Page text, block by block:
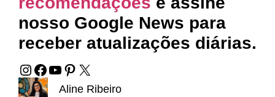
nosso Google News para
receber atualizações diárias.
Aline Ribeiro